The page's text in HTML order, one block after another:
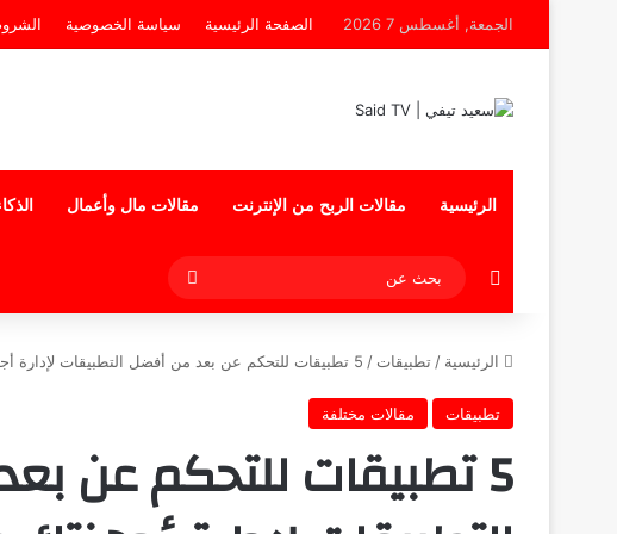
الجمعة, أغسطس 7 2026 الصفحة الرئيسية سياسة الخصوصية
الرئيسية مقالات الربح من الإنترنت مقالات مال وأعمال
إضافة عمود جانبي
بحث
عن
الرئيسية / تطبيقات / 5 تطبيقات للتحكم عن بعد من أفضل التطبيقات لإدارة أجهزتك عن بعد
تطبيقات مقالات مختلفة
5 تطبيقات للتحكم عن